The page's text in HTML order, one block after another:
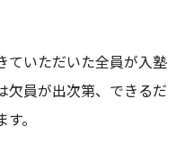
ていただいた全員が入塾
欠員が出次第、できるだ
。